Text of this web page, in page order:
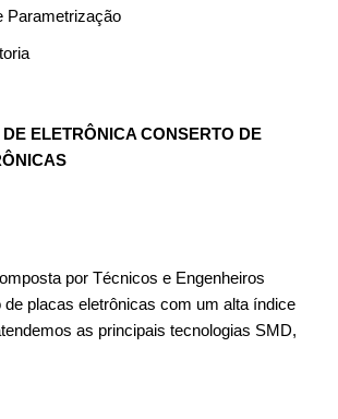
Parametrização
ELETRÔNICA CONSERTO DE
por Técnicos e Engenheiros
placas eletrônicas com um alta índice
as principais tecnologias SMD,